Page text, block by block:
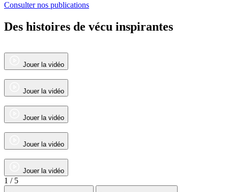
Consulter nos publications
Des histoires de vécu inspirantes
Jouer la vidéo
Jouer la vidéo
Jouer la vidéo
Jouer la vidéo
Jouer la vidéo
1 / 5